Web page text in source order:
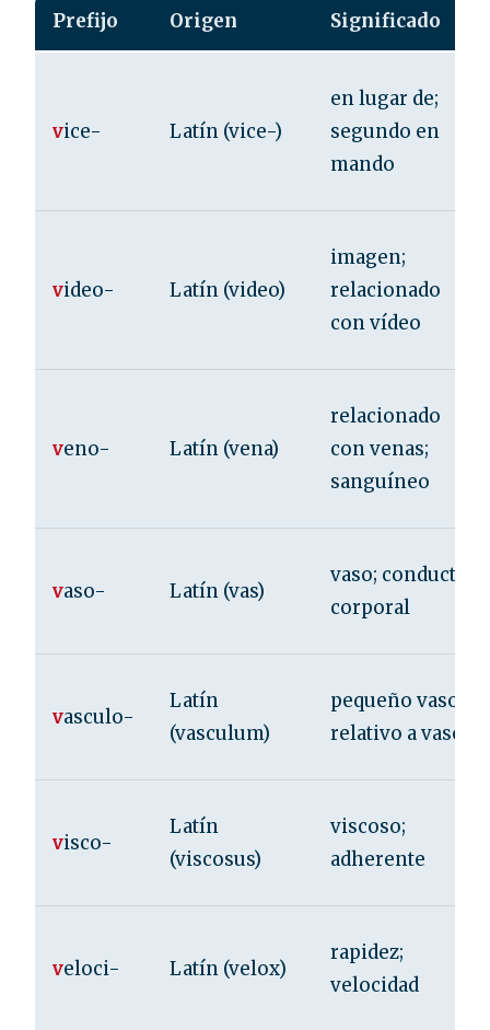
Prefijo Origen Significado
vice- Latín (vice-)
en lugar de;
segundo en
mando
video- Latín (video)
imagen;
relacionado
con vídeo
veno- Latín (vena)
relacionado
con venas;
sanguíneo
vaso- Latín (vas)
vaso; conducto
corporal
vasculo-
Latín
(vasculum)
pequeño vaso;
relativo a vasos
visco-
Latín
(viscosus)
viscoso;
adherente
veloci- Latín (velox)
rapidez;
velocidad